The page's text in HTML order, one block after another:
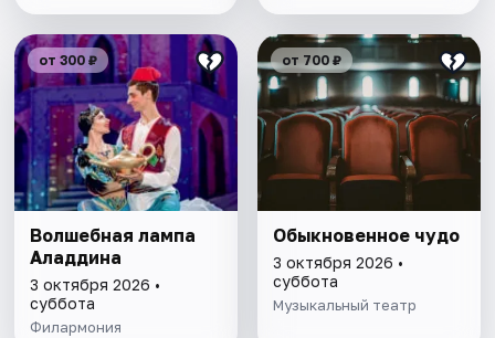
от 300 ₽
Волшебная лампа
Аладдина
3 октября 2026 •
суббота
Филармония
от 700 ₽
Обыкновенное чудо
3 октября 2026 •
суббота
Музыкальный театр